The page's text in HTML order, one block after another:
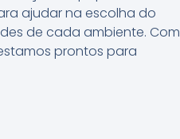
ajudar na escolha do
de cada ambiente. Com
prontos para